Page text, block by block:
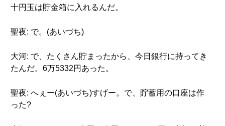
十円玉は貯金箱に入れるんだ。
聖夜: で。(あいづち)
大河: で、たくさん貯まったから、今日銀行に持ってき
たんだ。6万5332円あった。
聖夜: へぇー(あいづち)すげー。で、貯蓄用の口座は作
った?